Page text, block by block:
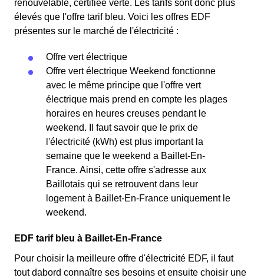
renouvelable, certifiée verte. Les tarifs sont donc plus
élevés que l'offre tarif bleu. Voici les offres EDF
présentes sur le marché de l'électricité :
Offre vert électrique
Offre vert électrique Weekend fonctionne
avec le même principe que l'offre vert
électrique mais prend en compte les plages
horaires en heures creuses pendant le
weekend. Il faut savoir que le prix de
l'électricité (kWh) est plus important la
semaine que le weekend a Baillet-En-
France. Ainsi, cette offre s'adresse aux
Baillotais qui se retrouvent dans leur
logement à Baillet-En-France uniquement le
weekend.
EDF tarif bleu à Baillet-En-France
Pour choisir la meilleure offre d'électricité EDF, il faut
tout dabord connaître ses besoins et ensuite choisir une